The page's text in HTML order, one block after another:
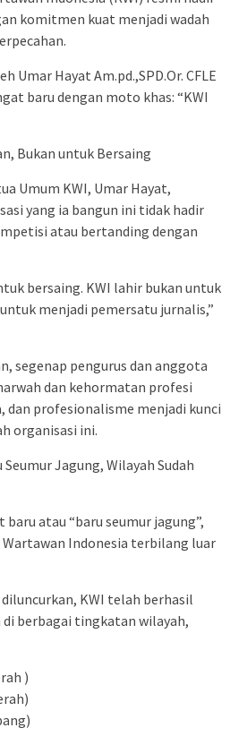
komitmen kuat menjadi wadah
Umar Hayat Am.pd.,SPD.Or. CFLE
baru dengan moto khas: “KWI
Bukan untuk Bersaing
Umum KWI, Umar Hayat,
yang ia bangun ini tidak hadir
atau bertanding dengan
bersaing. KWI lahir bukan untuk
menjadi pemersatu jurnalis,”
segenap pengurus dan anggota
dan kehormatan profesi
profesionalisme menjadi kunci
organisasi ini.
Jagung, Wilayah Sudah
atau “baru seumur jagung”,
Indonesia terbilang luar
KWI telah berhasil
berbagai tingkatan wilayah,
)